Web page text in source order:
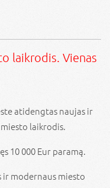
laikrodis. Vienas
atidengtas naujas ir
laikrodis.
10 000 Eur paramą.
modernaus miesto